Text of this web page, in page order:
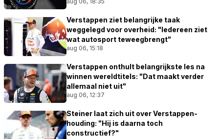
Verstappen ziet belangrijke taak
weggelegd voor overheid: "Iedereen ziet
wat autosport teweegbrengt"
aug 06, 15:18
Verstappen onthult belangrijkste les na
winnen wereldtitels: "Dat maakt verder
allemaal niet uit"
aug 06, 12:37
Steiner laat zich uit over Verstappen-
houding: "Hij is daarna toch
constructief?"